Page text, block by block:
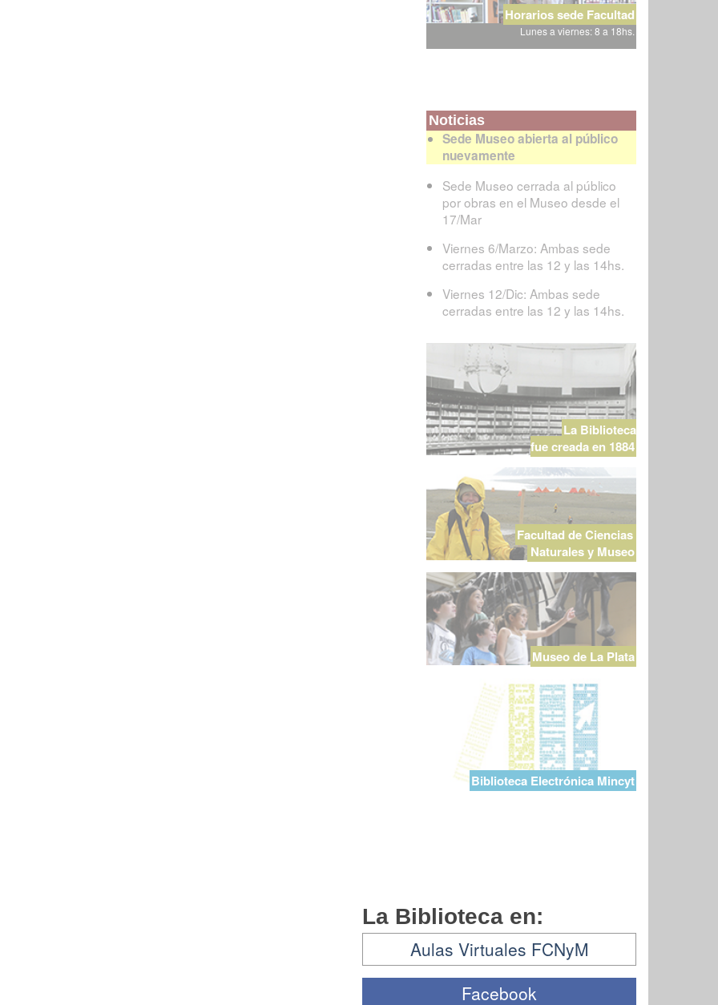
Horarios sede Facultad
Lunes a viernes: 8 a 18hs.
Noticias
Sede Museo abierta al público
nuevamente
Sede Museo cerrada al público
por obras en el Museo desde el
17/Mar
Viernes 6/Marzo: Ambas sede
cerradas entre las 12 y las 14hs.
Viernes 12/Dic: Ambas sede
cerradas entre las 12 y las 14hs.
La Biblioteca
fue creada en 1884
Facultad de Ciencias
Naturales y Museo
Museo de La Plata
Biblioteca Electrónica Mincyt
La Biblioteca en:
Aulas Virtuales FCNyM
Facebook